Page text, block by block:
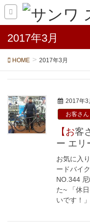
2017年3月
HOME 2017年3月
2017年3
お客さん
【お客さん】スペシャライズド アレ
ー エリ
お気に入
ードバイ
NO.344
た~ 「休
いです！